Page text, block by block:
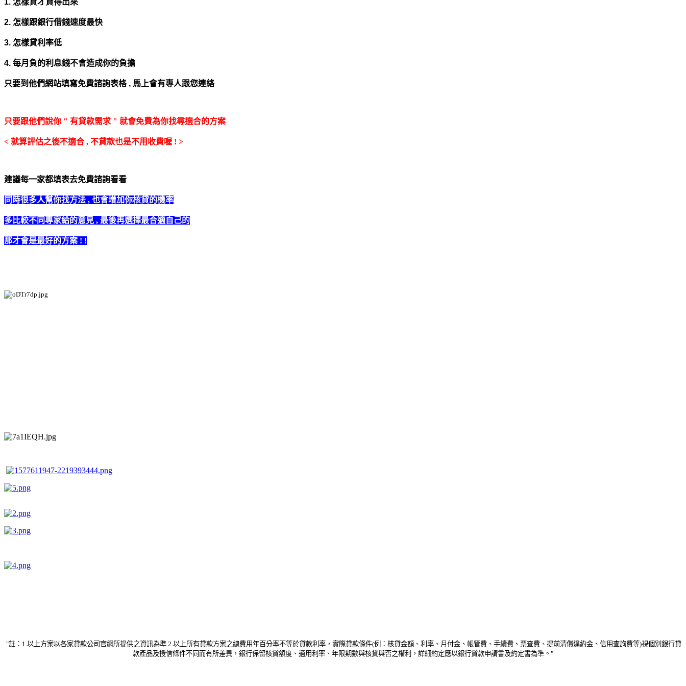
2. 怎樣跟銀行借錢速度最快
3. 怎樣貸利率低
4. 每月負的利息錢不會造成你的負擔
只要到他們網站填寫免費諮詢表格 , 馬上會有專人跟您連絡
只要跟他們說你 " 有貸款需求 " 就會免費為你找尋適合的方案
< 就算評估之後不適合 , 不貸款也是不用收費喔 ! >
建議每一家都填表去免費諮詢看看
同時很多人幫你找方法 , 也會增加你核貸的機率
多比較不同專家給的意見 , 最後再選擇最合適自己的
那才會是最好的方案 ! !
"註：1.以上方案以各家貸款公司官網所提供之資訊為準 2.以上所有貸款方案之總費用年百分率不等於貸款利率，實際貸款條件(例：核貸金額、利率、月付金、帳管費、手續費、票查費、提前清償違約金、信用查詢費等)視個別銀行貸
款產品及授信條件不同而有所差異，銀行保留核貸額度、適用利率、年限期數與核貸與否之權利，詳細約定應以銀行貸款申請書及約定書為準。"